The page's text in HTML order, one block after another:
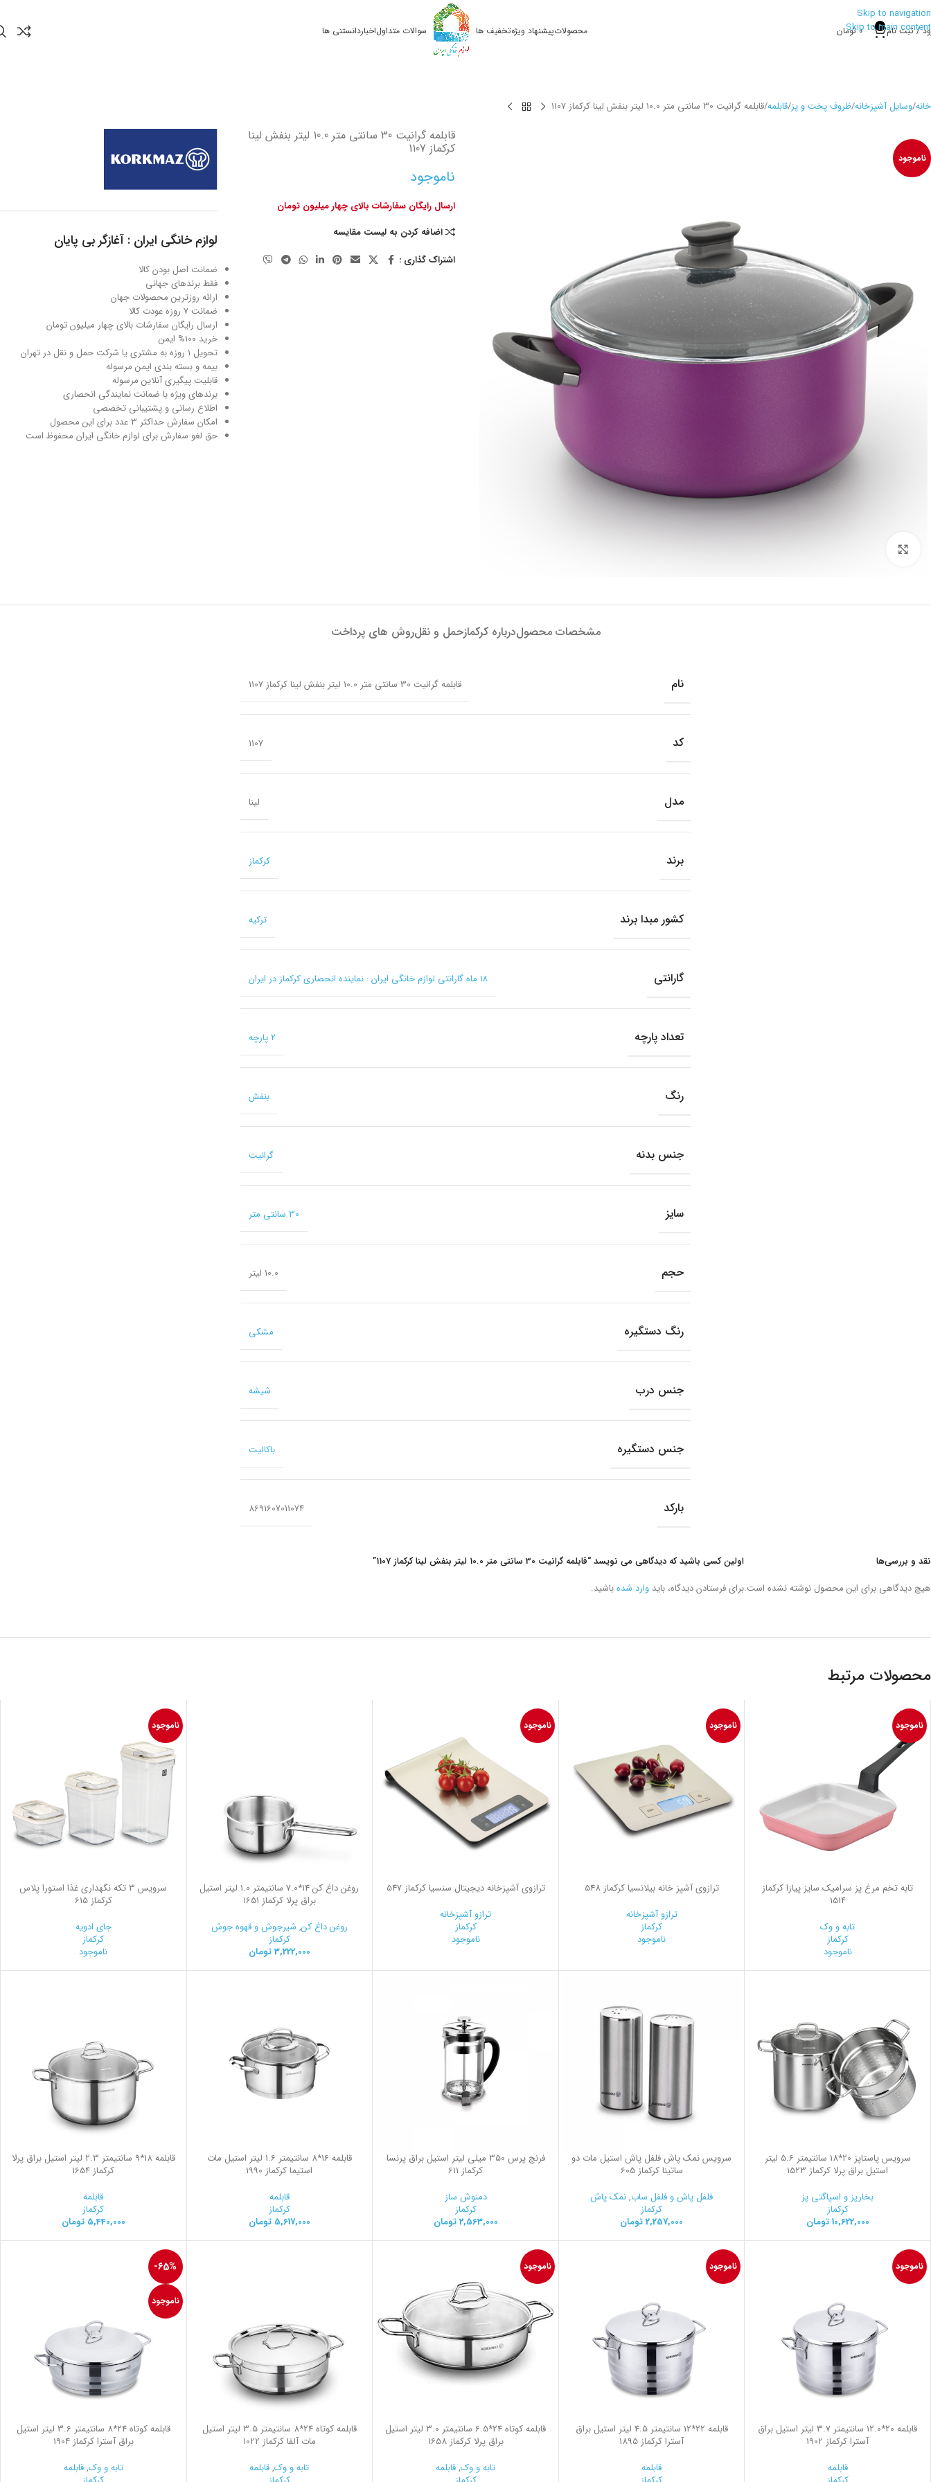
Skip to navigation
Skip to main content
/ ثبت نام 0
0 تومان محصولاتپیشنهاد ویژهتخفیف ها سوالات متداولاخباردانستنی ها
خانه وسایل آشپزخانه ظروف پخت و پز قابلمه قابلمه گرانیت 30 سانتی متر 10.0 لیتر بنفش لینا کرکماز 1107
ناموجود
قابلمه گرانیت 30 سانتی متر 10.0 لیتر بنفش لینا
کرکماز 1107
ناموجود
ارسال رایگان سفارشات بالای چهار میلیون تومان
اضافه کردن به لیست مقایسه
اشتراک گذاری :
لوازم خانگی ایران : آغازگر بی پایان
ضمانت اصل بودن کالا
فقط برندهای جهانی
ارائه روزترین محصولات جهان
ضمانت 7 روزه عودت کالا
ارسال رایگان سفارشات بالای چهار میلیون تومان
خرید 100% ایمن
تحویل ۱ روزه به مشتری یا شرکت حمل و نقل در تهران
بیمه و بسته بندی ایمن مرسوله
قابلیت پیگیری آنلاین مرسوله
برندهای ویژه با ضمانت نمایندگی انحصاری
اطلاع رسانی و پشتیبانی تخصصی
امکان سفارش حداکثر 3 عدد برای این محصول
حق لغو سفارش برای لوازم خانگی ایران محفوظ است
مشخصات محصولدرباره کرکمازحمل و نقلروش های پرداخت
نام قابلمه گرانیت 30 سانتی متر 10.0 لیتر بنفش لینا کرکماز 1107
کد 1107
مدل لینا
برند کرکماز
کشور مبدا برند ترکیه
گارانتی ۱۸ ماه گارانتی لوازم خانگی ایران : نماینده انحصاری کرکماز در ایران
تعداد پارچه 2 پارچه
رنگ بنفش
جنس بدنه گرانیت
سایز 30 سانتی متر
حجم 10.0 لیتر
رنگ دستگیره مشکی
جنس درب شیشه
جنس دستگیره باکالیت
بارکد 8691607011074
نقد و بررسی‌ها
هیچ دیدگاهی برای این محصول نوشته نشده است.
اولین کسی باشید که دیدگاهی می نویسد “قابلمه گرانیت 30 سانتی متر 10.0 لیتر بنفش لینا کرکماز 1107”
برای فرستادن دیدگاه، باید وارد شدهباشید.
محصولات مرتبط
ناموجود
تابه تخم مرغ پز سرامیک سایز پیازا کرکماز
1514
تابه و وک
کرکماز
ناموجود
ناموجود
ترازوی آشپز خانه بیلانسیا کرکماز 548
ترازو آشپزخانه
کرکماز
ناموجود
ناموجود
ترازوی آشپزخانه دیجیتال سنسیا کرکماز 547
ترازو آشپزخانه
کرکماز
ناموجود
روغن داغ کن 14*7.0 سانتیمتر 1.0 لیتر استیل
براق پرلا کرکماز 1651
روغن داغ کن, شیرجوش و قهوه جوش
کرکماز
3,222,000تومان
ناموجود
سرويس 3 تكه نگهداری غذا استورا پلاس
کرکماز 615
جای ادویه
کرکماز
ناموجود
سرویس پاستاپز 20*18 سانتیمتر 5.6 لیتر
استیل براق پرلا کرکماز 1523
بخارپز و اسپاگتی پز
کرکماز
10,622,000 تومان
سرویس نمک پاش فلفل پاش استیل مات دو
ساتینا کرکماز 605
فلفل پاش و فلفل ساب,نمک پاش
کرکماز
2,257,000تومان
فرنچ پرس 350 میلی لیتر استیل براق پرنسا
کرکماز 611
دمنوش ساز
کرکماز
2,563,000 تومان
قابلمه 16*8 سانتیمتر 1.6 لیتر استیل مات
استیما کرکماز 1990
قابلمه
کرکماز
5,617,000 تومان
قابلمه 18*9 سانتیمتر 2.3 لیتر استیل براق پرلا
کرکماز 1654
قابلمه
کرکماز
5,440,000 تومان
ناموجود
قابلمه 20*12.0 سانتیمتر 3.7 لیتر استیل براق
آسترا کرکماز 1902
قابلمه
ناموجود
قابلمه 22*12 سانتیمتر 4.5 لیتر استیل براق
آسترا کرکماز 1895
قابلمه
ناموجود
قابلمه کوتاه 24*6.5 سانتیمتر 3.0 لیتر استیل
براق پرلا کرکماز 1658
تابه و وک,قابلمه
قابلمه کوتاه 24*8 سانتیمتر 3.5 لیتر استیل
مات آلفا کرکماز 1022
تابه و وک,قابلمه
-65%
ناموجود
قابلمه کوتاه 24*8 سانتیمتر 3.6 لیتر استیل
براق آسترا کرکماز 1904
تابه و وک,قابلمه